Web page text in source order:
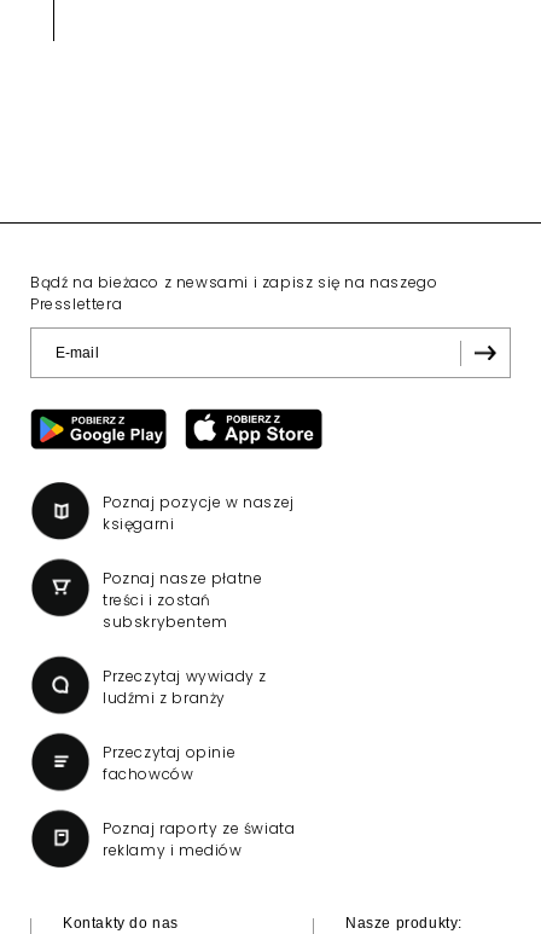
Bądź na bieżaco z newsami i zapisz się na naszego
Presslettera
Poznaj pozycje w naszej
księgarni
Poznaj nasze płatne
treści i zostań
subskrybentem
Przeczytaj wywiady z
ludźmi z branży
Przeczytaj opinie
fachowców
Poznaj raporty ze świata
reklamy i mediów
Kontakty do nas Nasze produkty: